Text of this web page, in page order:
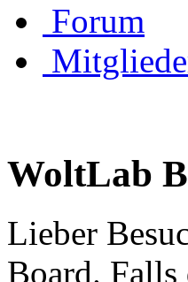
Forum
WoltLab
Lieber
Board. Falls